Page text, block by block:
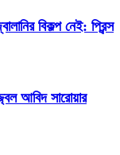
বিকল্প নেই: প্রিন্স
আবিদ সারোয়ার